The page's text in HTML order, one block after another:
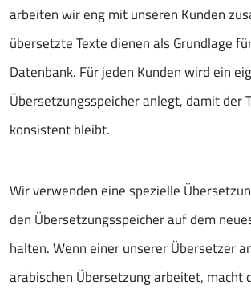
arbeiten wir eng mit unseren Kunden
übersetzte Texte dienen als Grundlage
Datenbank. Für jeden Kunden wird ein
Übersetzungsspeicher anlegt, damit der
konsistent bleibt.
Wir verwenden eine spezielle
den Übersetzungsspeicher auf dem
halten. Wenn einer unserer Übersetzer
arabischen Übersetzung arbeitet, macht